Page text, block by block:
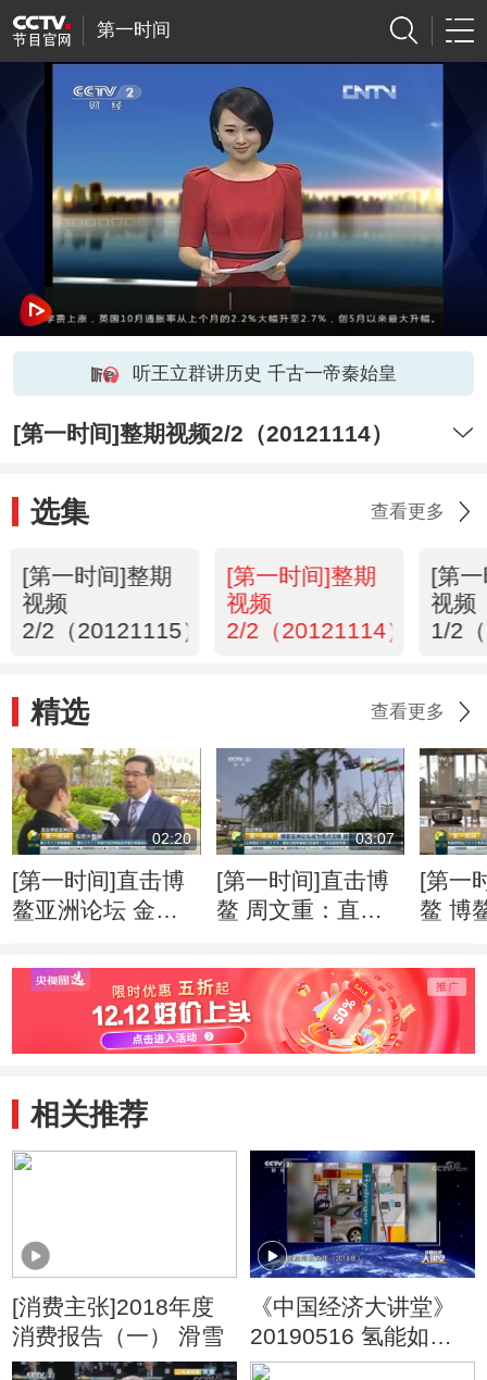
第一时间
听王立群讲历史 千古一帝秦始皇
[第一时间]整期视频2/2（20121114）
选集 查看更多
[第一时间]整期
视频
2/2（20121115）
[第一时间]整期
视频
2/2（20121114）
[第
视频
1/2
精选 查看更多
02:20
[第一时间]直击博
鳌亚洲论坛 金融
管面临更多挑战
03:07
[第一时间]直击博
鳌 周文重：直面
洲应发出自己的声
音
[第一
鳌 博
就绪
相关推荐
[消费主张]2018年度
消费报告（一） 滑雪
《中国经济大讲堂》
20190516 氢能如何
改变我们的未来？